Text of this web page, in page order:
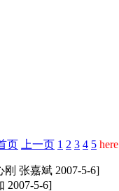
页 上一页 1 2 3 4 5 here
刚 张嘉斌 2007-5-6]
2007-5-6]